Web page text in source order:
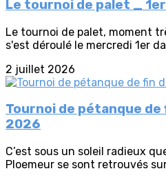
Le tournoi de palet _
Le tournoi de palet, moment
s'est déroulé le mercredi 1er
2 juillet 2026
Tournoi de pétanque
2026
C’est sous un soleil radieux
Ploemeur se sont retrouvés